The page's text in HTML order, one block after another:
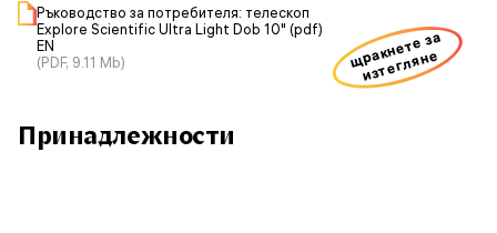
Ръководство за потребителя: телескоп
Explore Scientific Ultra Light Dob 10" (pdf)
EN
(PDF, 9.11 Mb)
щракнете за
изтегляне
Принадлежности